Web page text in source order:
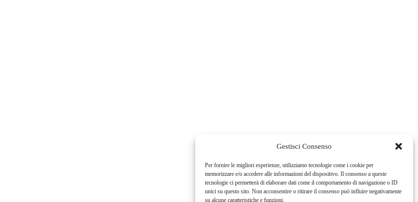
Gestisci Consenso
Per fornire le migliori esperienze, utilizziamo tecnologie come i cookie per
memorizzare e/o accedere alle informazioni del dispositivo. Il consenso a queste
tecnologie ci permetterà di elaborare dati come il comportamento di navigazione o ID
unici su questo sito. Non acconsentire o ritirare il consenso può influire negativamente
su alcune caratteristiche e funzioni.